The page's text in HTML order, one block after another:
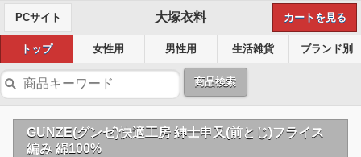
PCサイト 大塚衣料 カートを見る
トップ 女性用 男性用 生活雑貨 ブランド別
商品検索
GUNZE(グンゼ)快適工房 紳士申又(前とじ)フライス
編み 綿100%